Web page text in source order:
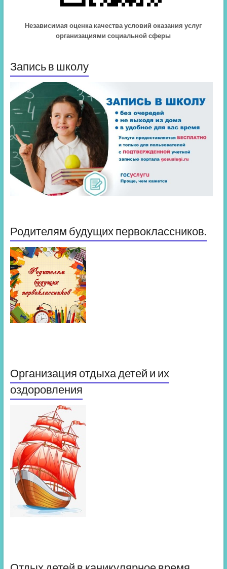
Независимая оценка качества условий оказания услуг
организациями социальной сферы
Запись в школу
Родителям будущих первоклассников.
Организация отдыха детей и их
оздоровления